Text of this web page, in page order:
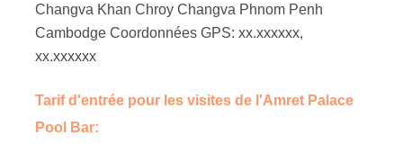
Changva Khan Chroy Changva Phnom Penh
Cambodge Coordonnées GPS: xx.xxxxxx,
xx.xxxxxx
Tarif d'entrée pour les visites de l'Amret Palace
Pool Bar: